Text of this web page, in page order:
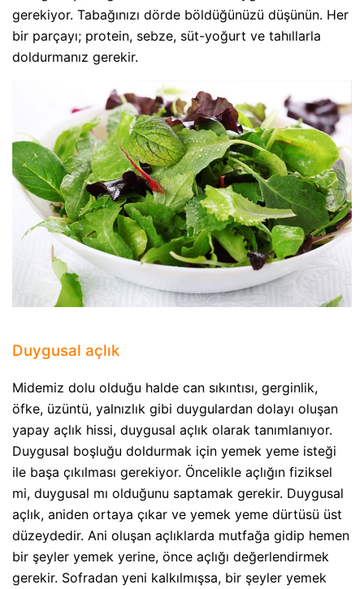
gerekiyor. Tabağınızı dörde böldüğünüzü düşünün. Her
bir parçayı; protein, sebze, süt-yoğurt ve tahıllarla
doldurmanız gerekir.
Duygusal açlık
Midemiz dolu olduğu halde can sıkıntısı, gerginlik,
öfke, üzüntü, yalnızlık gibi duygulardan dolayı oluşan
yapay açlık hissi, duygusal açlık olarak tanımlanıyor.
Duygusal boşluğu doldurmak için yemek yeme isteği
ile başa çıkılması gerekiyor. Öncelikle açlığın fiziksel
mi, duygusal mı olduğunu saptamak gerekir. Duygusal
açlık, aniden ortaya çıkar ve yemek yeme dürtüsü üst
düzeydedir. Ani oluşan açlıklarda mutfağa gidip hemen
bir şeyler yemek yerine, önce açlığı değerlendirmek
gerekir. Sofradan yeni kalkılmışsa, bir şeyler yemek